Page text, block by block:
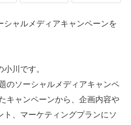
サービス資料
シャルメディアキャンペーンを
川です。
のソーシャルメディアキャンペ
キャンペーンから、企画内容や
ト、マーケティングプランにソ